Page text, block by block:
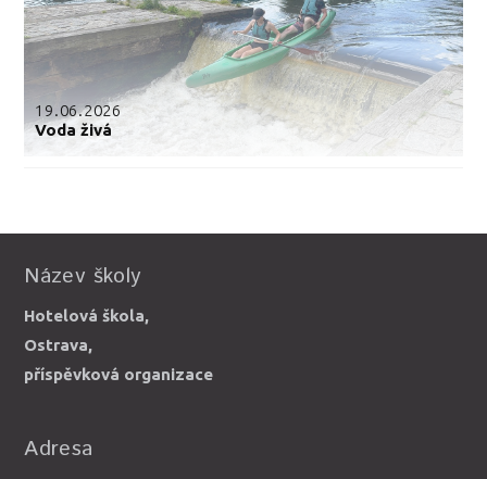
19.06.2026
Voda živá
Název školy
Hotelová škola,
Ostrava,
příspěvková organizace
Adresa